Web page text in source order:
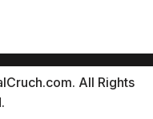
All Rights